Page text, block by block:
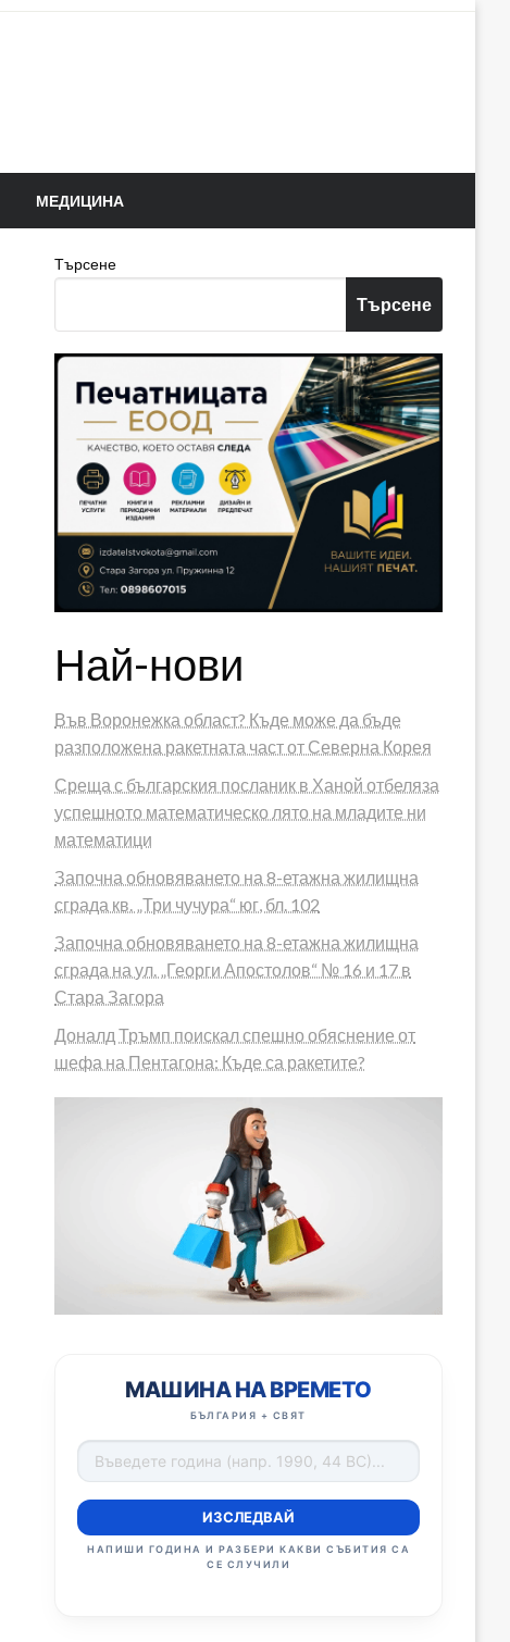
МЕДИЦИНА
Търсене
Търсене
Най-нови
Във Воронежка област? Къде може да бъде
разположена ракетната част от Северна Корея
Среща с българския посланик в Ханой отбеляза
успешното математическо лято на младите ни
математици
Започна обновяването на 8-етажна жилищна
сграда кв. „Три чучура“ юг, бл. 102
Започна обновяването на 8-етажна жилищна
сграда на ул. „Георги Апостолов“ № 16 и 17 в
Стара Загора
Доналд Тръмп поискал спешно обяснение от
шефа на Пентагона: Къде са ракетите?
МАШИНА НА ВРЕМЕТО
БЪЛГАРИЯ + СВЯТ
ИЗСЛЕДВАЙ
НАПИШИ ГОДИНА И РАЗБЕРИ КАКВИ СЪБИТИЯ СА
СЕ СЛУЧИЛИ